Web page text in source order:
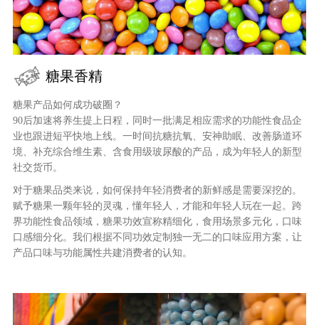
糖果香精
糖果产品如何成功破圈？
90后加速将养生提上日程，同时一批满足相应需求的功能性食品企
业也跟进短平快地上线。一时间抗糖抗氧、安神助眠、改善肠道环
境、补充综合维生素、含食用级玻尿酸的产品，成为年轻人的新型
社交货币。
对于糖果品类来说，如何保持年轻消费者的新鲜感是需要深挖的。
赋予糖果一颗年轻的灵魂，懂年轻人，才能和年轻人玩在一起。跨
界功能性食品领域，糖果功效宣称精细化，食用场景多元化，口味
口感细分化。我们根据不同功效定制独一无二的口味应用方案，让
产品口味与功能属性共建消费者的认知。